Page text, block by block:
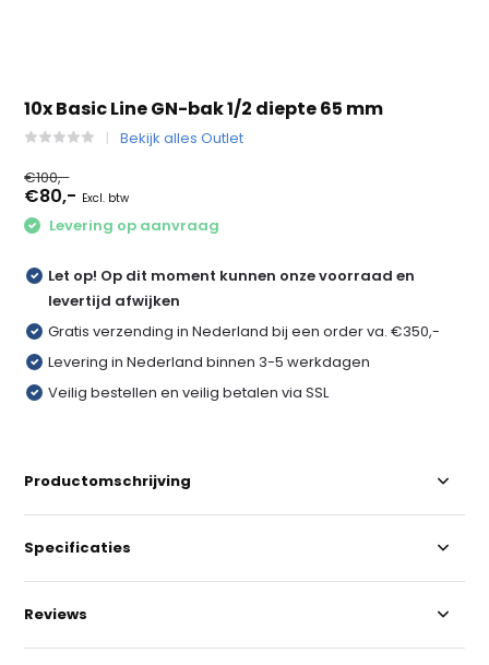
10x Basic Line GN-bak 1/2 diepte 65 mm
Bekijk alles Outlet
€100,-
€80,- Excl. btw
Levering op aanvraag
Let op! Op dit moment kunnen onze voorraad en
levertijd afwijken
Gratis verzending in Nederland bij een order va. €350,-
Levering in Nederland binnen 3-5 werkdagen
Veilig bestellen en veilig betalen via SSL
Productomschrijving
Specificaties
Reviews